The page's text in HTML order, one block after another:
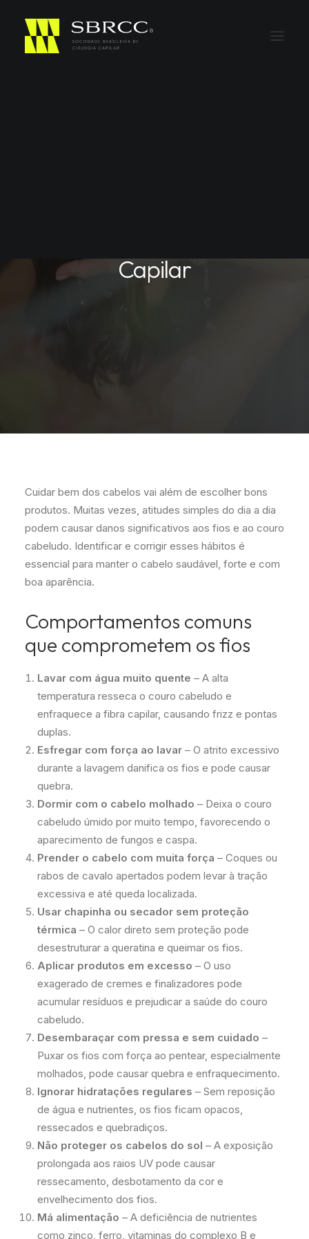
Capilar
Cuidar bem dos cabelos vai além de escolher bons
produtos. Muitas vezes, atitudes simples do dia a dia
podem causar danos significativos aos fios e ao couro
cabeludo. Identificar e corrigir esses hábitos é
essencial para manter o cabelo saudável, forte e com
boa aparência.
Comportamentos comuns
que comprometem os fios
Lavar com água muito quente – A alta
temperatura resseca o couro cabeludo e
enfraquece a fibra capilar, causando frizz e pontas
duplas.
Esfregar com força ao lavar – O atrito excessivo
durante a lavagem danifica os fios e pode causar
quebra.
Dormir com o cabelo molhado – Deixa o couro
cabeludo úmido por muito tempo, favorecendo o
aparecimento de fungos e caspa.
Prender o cabelo com muita força – Coques ou
rabos de cavalo apertados podem levar à tração
excessiva e até queda localizada.
Usar chapinha ou secador sem proteção
térmica – O calor direto sem proteção pode
desestruturar a queratina e queimar os fios.
Aplicar produtos em excesso – O uso
exagerado de cremes e finalizadores pode
acumular resíduos e prejudicar a saúde do couro
cabeludo.
Desembaraçar com pressa e sem cuidado –
Puxar os fios com força ao pentear, especialmente
molhados, pode causar quebra e enfraquecimento.
Ignorar hidratações regulares – Sem reposição
de água e nutrientes, os fios ficam opacos,
ressecados e quebradiços.
Não proteger os cabelos do sol – A exposição
prolongada aos raios UV pode causar
ressecamento, desbotamento da cor e
envelhecimento dos fios.
Má alimentação – A deficiência de nutrientes
como zinco, ferro, vitaminas do complexo B e